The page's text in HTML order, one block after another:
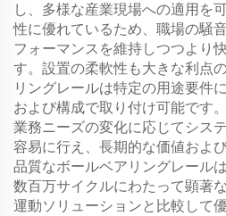
し、多様な産業現場への適用を
性に優れているため、職場の騒
フォーマンスを維持しつつより
す。設置の柔軟性も大きな利点
リングレールは特定の用途要件
および構成で取り付け可能です
業務ニーズの変化に応じてシス
容易に行え、長期的な価値およ
品質なボールベアリングレール
数百万サイクルにわたって顕著
運動ソリューションと比較して